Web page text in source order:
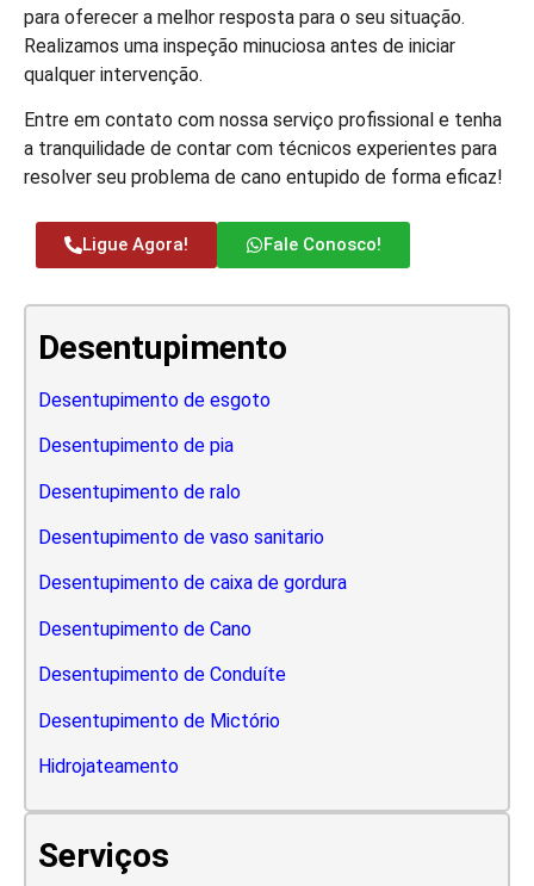
para oferecer a melhor resposta para o seu situação.
Realizamos uma inspeção minuciosa antes de iniciar
qualquer intervenção.
Entre em contato com nossa serviço profissional e tenha
a tranquilidade de contar com técnicos experientes para
resolver seu problema de cano entupido de forma eficaz!
Ligue Agora! Fale Conosco!
Desentupimento
Desentupimento de esgoto
Desentupimento de pia
Desentupimento de ralo
Desentupimento de vaso sanitario
Desentupimento de caixa de gordura
Desentupimento de Cano
Desentupimento de Conduíte
Desentupimento de Mictório
Hidrojateamento
Serviços